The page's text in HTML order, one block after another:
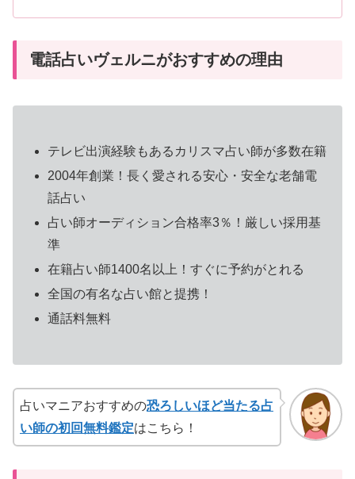
電話占いヴェルニがおすすめの理由
テレビ出演経験もあるカリスマ占い師が多数在籍
2004年創業！長く愛される安心・安全な老舗電
話占い
占い師オーディション合格率3％！厳しい採用基
準
在籍占い師1400名以上！すぐに予約がとれる
全国の有名な占い館と提携！
通話料無料
占いマニアおすすめの恐ろしいほど当たる占
い師の初回無料鑑定はこちら！